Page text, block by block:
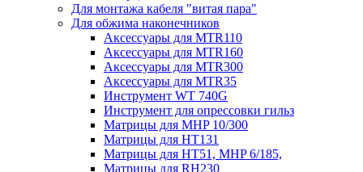
Для монтажа кабеля "витая пара"
Для обжима наконечников
Аксессуары для MTR110
Аксессуары для MTR160
Аксессуары для MTR300
Аксессуары для MTR35
Инструмент WT 740G
Инструмент для опрессовки гильз
Матрицы для MHP 10/300
Матрицы для НТ131
Матрицы для НТ51, MHP 6/185,
Матрицы для RH230